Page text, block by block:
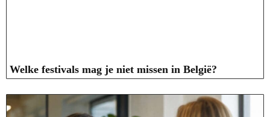
Welke festivals mag je niet missen in België?